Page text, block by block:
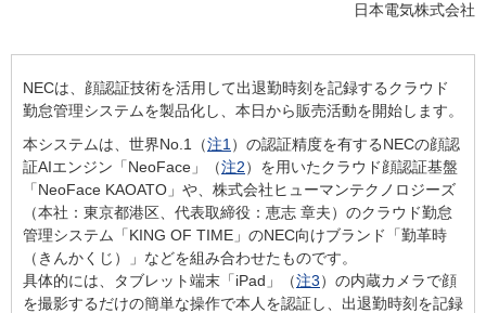
日本電気株式会社
NECは、顔認証技術を活用して出退勤時刻を記録するクラウド
勤怠管理システムを製品化し、本日から販売活動を開始します。
本システムは、世界No.1（注1 ）の認証精度を有するNECの顔認
証AIエンジン「NeoFace」（注2）を用いたクラウド顔認証基盤
「NeoFace KAOATO」や、株式会社ヒューマンテクノロジーズ
（本社：東京都港区、代表取締役：恵志 章夫）のクラウド勤怠
管理システム「KING OF TIME」のNEC向けブランド「勤革時
（きんかくじ）」などを組み合わせたものです。
具体的には、タブレット端末「iPad」（注3）の内蔵カメラで顔
を撮影するだけの簡単な操作で本人を認証し、出退勤時刻を記録